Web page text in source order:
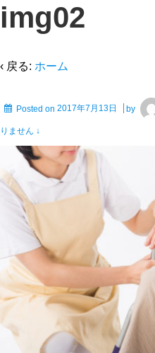
img02
‹ 戻る: ホーム
Posted on 2017年7月13日 by
りません ↓